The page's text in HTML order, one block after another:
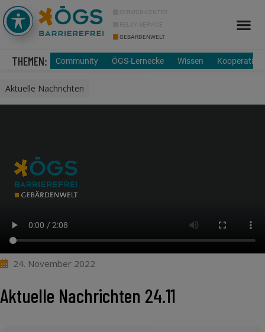
SERVICE-CENTER
RELAY-SERVICE
GEBÄRDENWELT
THEMEN: Community ÖGS-Lernecke Wissen
Aktuelle Nachrichten
24. November 2022
Aktuelle Nachrichten 24.11